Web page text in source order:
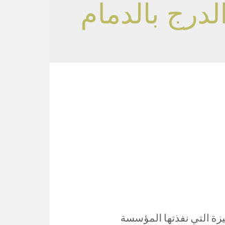
بالدمام
التي نفذتها المؤسسة